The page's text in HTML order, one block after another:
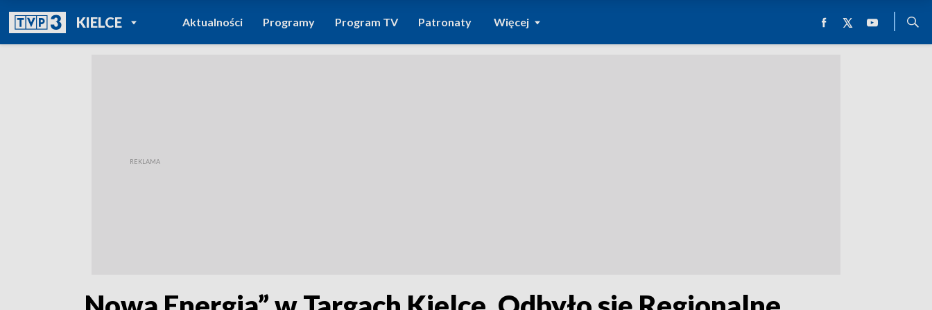
KIELCEPOWRÓT DO
TVP REGIONY
Aktualności Programy Program TV Patronaty Więcej